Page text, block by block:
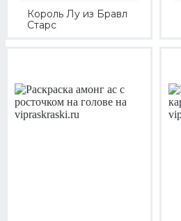
Король Лу из Бравл
Старс